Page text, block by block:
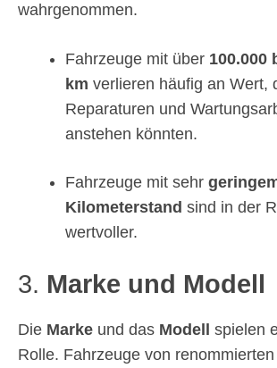
wahrgenommen.
Fahrzeuge mit über 100.000
km verlieren häufig an Wert,
Reparaturen und
anstehen könnten.
Fahrzeuge mit sehr
Kilometerstand sind in der
wertvoller.
3. Marke und Modell
Die Marke und das Modell spielen
Rolle. Fahrzeuge von